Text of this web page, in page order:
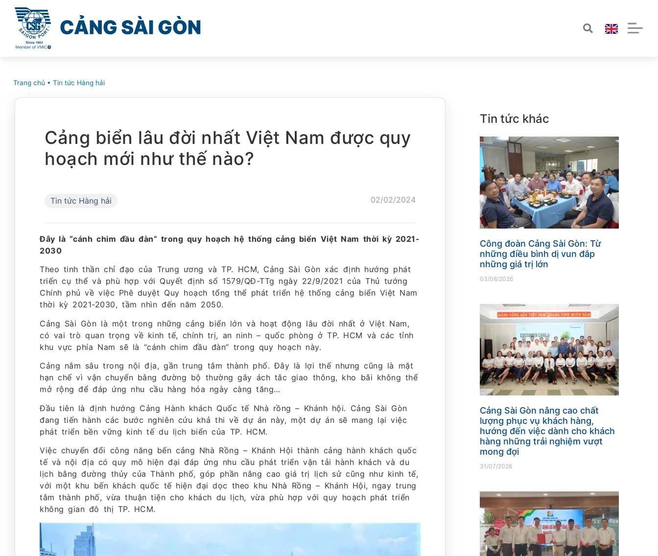
Trang chủ • Tin tức Hàng hải
Cảng biển lâu đời nhất Việt Nam được quy
hoạch mới như thế nào?
Tin tức Hàng hải 02/02/2024
Đây là “cánh chim đầu đàn” trong quy hoạch hệ thống cảng biển Việt Nam thời kỳ 2021-
2030
Theo tinh thần chỉ đạo của Trung ương và TP. HCM, Cảng Sài Gòn xác định hướng phát
triển cụ thể và phù hợp với Quyết định số 1579/QĐ-TTg ngày 22/9/2021 của Thủ tướng
Chính phủ về việc Phê duyệt Quy hoạch tổng thể phát triển hệ thống cảng biển Việt Nam
thời kỳ 2021-2030, tầm nhìn đến năm 2050.
Cảng Sài Gòn là một trong những cảng biển lớn và hoạt động lâu đời nhất ở Việt Nam,
có vai trò quan trọng về kinh tế, chính trị, an ninh – quốc phòng ở TP. HCM và các tỉnh
khu vực phía Nam sẽ là “cánh chim đầu đàn” trong quy hoạch này.
Cảng nằm sâu trong nội địa, gần trung tâm thành phố. Đây là lợi thế nhưng cũng là mặt
hạn chế vì vận chuyển bằng đường bộ thường gây ách tắc giao thông, kho bãi không thể
mở rộng để đáp ứng nhu cầu hàng hóa ngày càng tăng…
Đầu tiên là định hướng Cảng Hành khách Quốc tế Nhà rồng – Khánh hội. Cảng Sài Gòn
đang tiến hành các bước nghiên cứu khả thi về dự án này, một dự án sẽ mang lại việc
phát triển bền vững kinh tế du lịch biển của TP. HCM.
Việc chuyển đổi công năng bến cảng Nhà Rồng – Khánh Hội thành cảng hành khách quốc
tế và nội địa có quy mô hiện đại đáp ứng nhu cầu phát triển vận tải hành khách và du
lịch bằng đường thủy của Thành phố, góp phần nâng cao giá trị lịch sử cũng như kinh tế,
với một khu bến khách quốc tế hiện đại dọc theo khu Nhà Rồng – Khánh Hội, ngay trung
tâm thành phố, vừa thuận tiện cho khách du lịch, vừa phù hợp với quy hoạch phát triển
không gian đô thị TP. HCM.
Tin tức khác
Công đoàn Cảng Sài Gòn: Từ
những điều bình dị vun đắp
những giá trị lớn
03/08/2026
Cảng Sài Gòn nâng cao chất
lượng phục vụ khách hàng,
hướng đến việc dành cho khách
hàng những trải nghiệm vượt
mong đợi
31/07/2026